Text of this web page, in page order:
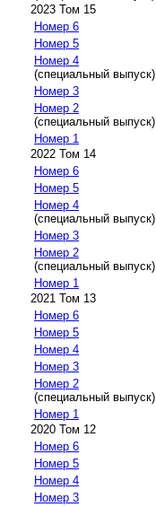
2023 Том 15
Номер 6
Номер 5
Номер 4
(специальный выпуск)
Номер 3
Номер 2
(специальный выпуск)
Номер 1
2022 Том 14
Номер 6
Номер 5
Номер 4
(специальный выпуск)
Номер 3
Номер 2
(специальный выпуск)
Номер 1
2021 Том 13
Номер 6
Номер 5
Номер 4
Номер 3
Номер 2
(специальный выпуск)
Номер 1
2020 Том 12
Номер 6
Номер 5
Номер 4
Номер 3